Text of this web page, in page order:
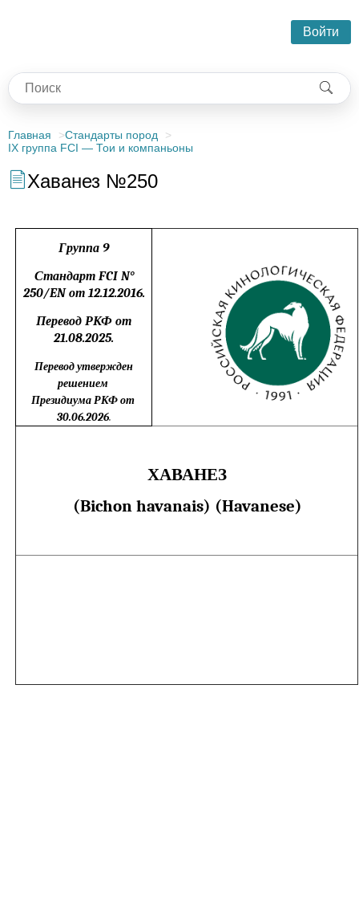
Войти
Главная
Стандарты пород
IX группа FCI — Тои и компаньоны
Хаванез №250
Группа 9
Стандарт FCI N°
250/EN от 12.12.2016.
Перевод РКФ от
21.08.2025.
Перевод утвержден
решением
Президиума РКФ от
30.06.2026.
ХАВАНЕЗ
(Bichon havanais) (Havanese)